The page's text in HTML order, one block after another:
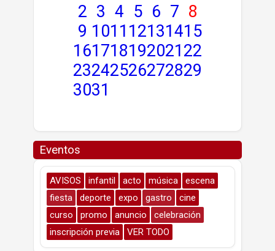
2 3 4 5 6 7 8
9 1011 12131415
16171819202122
23242526272829
3031
Eventos
AVISOS infantil acto música
escena
fiesta
deporte expo gastro
cine
curso
promo anuncio
celebración
inscripción previa
VER TODO